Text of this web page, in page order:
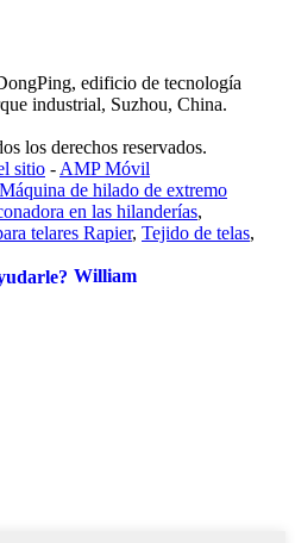
edificio de tecnología
industrial, Suzhou, China.
los derechos reservados.
sitio - AMP Móvil
Máquina de hilado de extremo
en las hilanderías,
telares Rapier, Tejido de telas,
William